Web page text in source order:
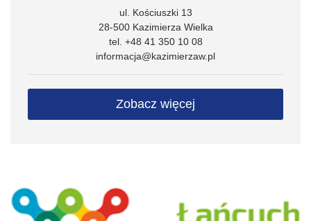
ul. Kościuszki 13
28-500 Kazimierza Wielka
tel. +48 41 350 10 08
informacja@kazimierzaw.pl
Zobacz więcej